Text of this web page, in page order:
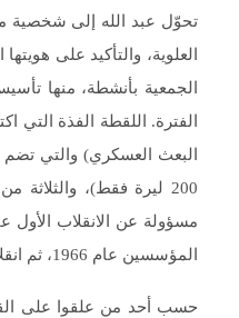
تحوّل عبد الله إلى شخصية
الجمعية بأنشطة، منها
200 ليرة فقط)،
المؤسسين عام 1966، ثم انقلاب حافظ الأسد على صلاح جديد عام 1970، وهو الحدث الذي صاغ، عملياً، تاريخ سوريا اللاحق.
حسب أحد من علقوا على